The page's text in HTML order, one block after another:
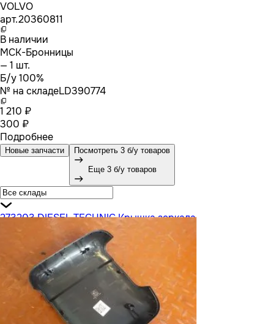
VOLVO
арт.20360811
В наличии
МСК-Бронницы
— 1 шт.
Б/у 100%
№ на складеLD390774
1 210 ₽
300 ₽
Подробнее
Новые запчасти Посмотреть 3 б/у товаров
Еще 3 б/у товаров
273203 DIESEL TECHNIC Крышка зеркала